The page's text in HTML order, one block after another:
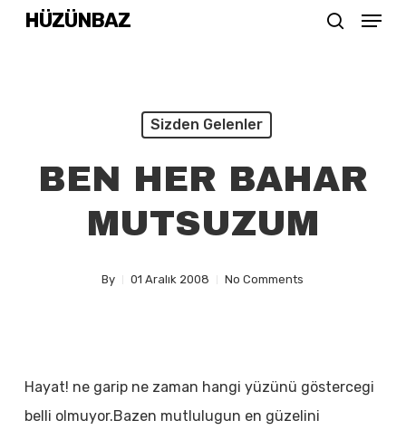
SkipHÜZÜNBAZ Menu
Sizden Gelenler
BEN HER BAHAR
MUTSUZUM
By 01 Aralık 2008 No Comments
Hayat! ne garip ne zaman hangi yüzünü göstercegi
belli olmuyor.Bazen mutlulugun en güzelini